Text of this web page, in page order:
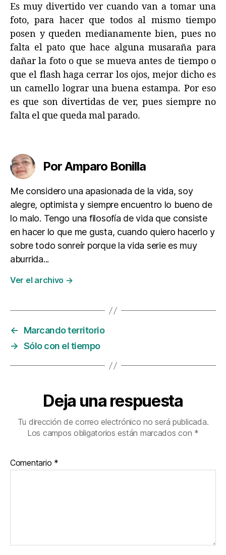
Es muy divertido ver cuando van a tomar una
foto, para hacer que todos al mismo tiempo
posen y queden medianamente bien, pues no
falta el pato que hace alguna musaraña para
dañar la foto o que se mueva antes de tiempo o
que el flash haga cerrar los ojos, mejor dicho es
un camello lograr una buena estampa. Por eso
es que son divertidas de ver, pues siempre no
falta el que queda mal parado.
Por Amparo Bonilla
Me considero una apasionada de la vida, soy
alegre, optimista y siempre encuentro lo bueno de
lo malo. Tengo una filosofía de vida que consiste
en hacer lo que me gusta, cuando quiero hacerlo y
sobre todo sonreír porque la vida serie es muy
aburrida...
Ver el archivo →
←
Marcando territorio
→ Sólo con el tiempo
Deja una respuesta
Tu dirección de correo electrónico no será publicada.
Los campos obligatorios están marcados con *
Comentario *